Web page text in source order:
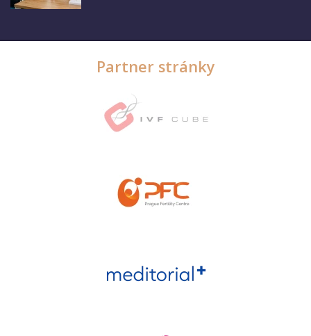
Partner stránky